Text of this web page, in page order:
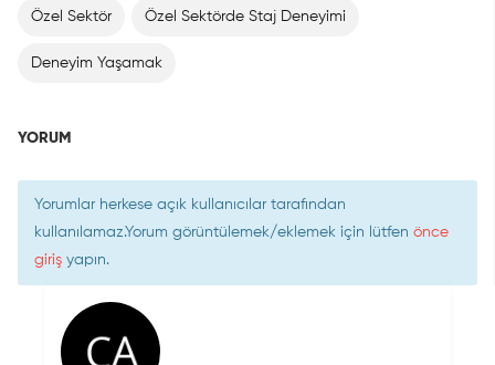
Özel Sektör Özel Sektörde Staj Deneyimi
Deneyim Yaşamak
YORUM
Yorumlar herkese açık kullanıcılar tarafından
kullanılamaz.Yorum görüntülemek/eklemek için lütfen önce
giriş yapın.